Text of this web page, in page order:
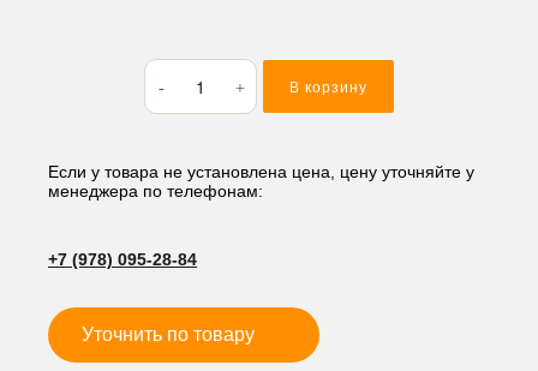
Количество
товара
Кольцо
(O-
RING)
В корзину
Если у товара не установлена цена, цену уточняйте у
менеджера по телефонам:
+7 (978) 095-28-84
Уточнить по товару